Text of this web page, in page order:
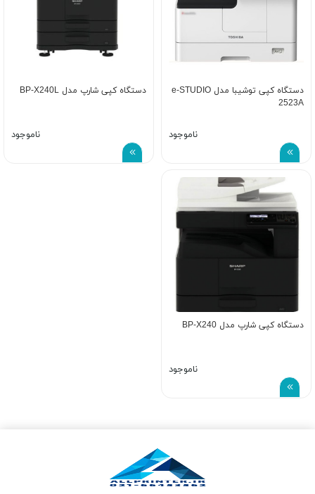
دستگاه کپی توشیبا مدل e-STUDIO
2523A
ناموجود
دستگاه کپی شارپ مدل BP-X240L
ناموجود
دستگاه کپی شارپ مدل BP-X240
ناموجود